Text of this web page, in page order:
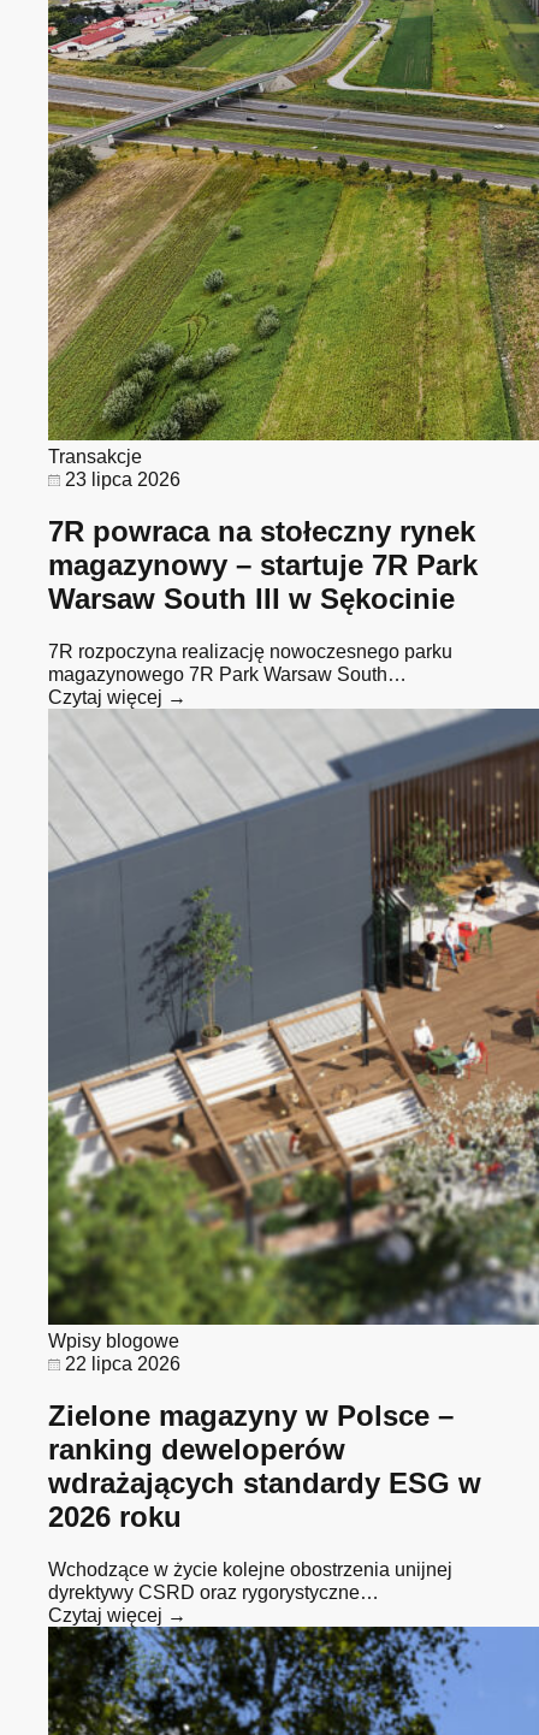
Transakcje
23 lipca 2026
7R powraca na stołeczny rynek
magazynowy – startuje 7R Park
Warsaw South III w Sękocinie
7R rozpoczyna realizację nowoczesnego parku
magazynowego 7R Park Warsaw South…
Czytaj więcej →
Wpisy blogowe
22 lipca 2026
Zielone magazyny w Polsce –
ranking deweloperów
wdrażających standardy ESG w
2026 roku
Wchodzące w życie kolejne obostrzenia unijnej
dyrektywy CSRD oraz rygorystyczne…
Czytaj więcej →